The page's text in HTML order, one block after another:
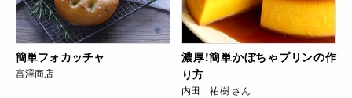
簡単フォカッチャ
富澤商店
濃厚!簡単かぼちゃプリンの作
り方
内田 祐樹 さん